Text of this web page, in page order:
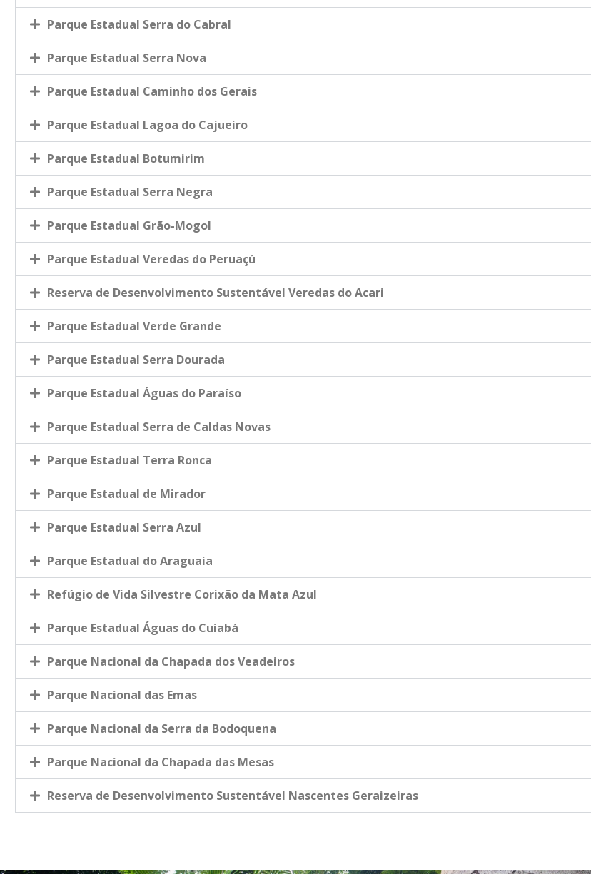
Parque Estadual Serra do Cabral
Parque Estadual Serra Nova
Parque Estadual Caminho dos Gerais
Parque Estadual Lagoa do Cajueiro
Parque Estadual Botumirim
Parque Estadual Serra Negra
Parque Estadual Grão-Mogol
Parque Estadual Veredas do Peruaçú
Reserva de Desenvolvimento Sustentável Veredas do Acari
Parque Estadual Verde Grande
Parque Estadual Serra Dourada
Parque Estadual Águas do Paraíso
Parque Estadual Serra de Caldas Novas
Parque Estadual Terra Ronca
Parque Estadual de Mirador
Parque Estadual Serra Azul
Parque Estadual do Araguaia
Refúgio de Vida Silvestre Corixão da Mata Azul
Parque Estadual Águas do Cuiabá
Parque Nacional da Chapada dos Veadeiros
Parque Nacional das Emas
Parque Nacional da Serra da Bodoquena
Parque Nacional da Chapada das Mesas
Reserva de Desenvolvimento Sustentável Nascentes Geraizeiras